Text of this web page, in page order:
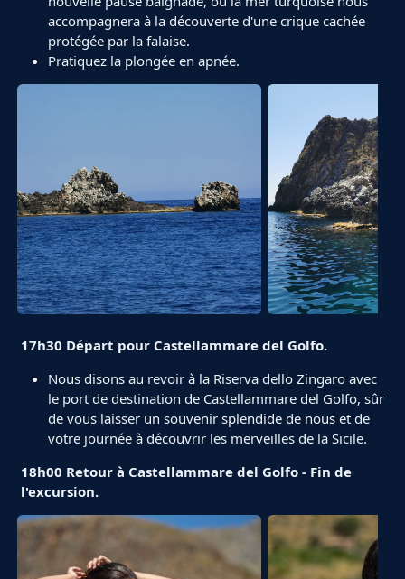
accompagnera à la découverte d'une crique cachée
protégée par la falaise.
Pratiquez la plongée en apnée.
17h30 Départ pour Castellammare del Golfo.
Nous disons au revoir à la Riserva dello Zingaro avec
le port de destination de Castellammare del Golfo, sûr
de vous laisser un souvenir splendide de nous et de
votre journée à découvrir les merveilles de la Sicile.
18h00 Retour à Castellammare del Golfo - Fin de
l'excursion.